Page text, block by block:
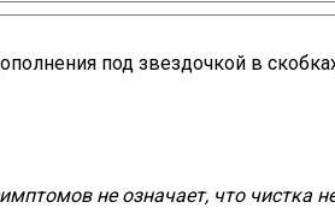
под звездочкой в
не означает, что чистка